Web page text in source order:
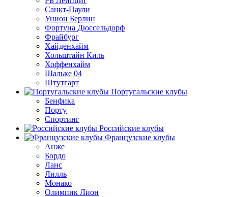
Санкт-Паули
Унион Берлин
Фортуна Дюссельдорф
Фрайбург
Хайденхайм
Хольштайн Киль
Хоффенхайм
Шальке 04
Штутгарт
Португальские клубы
Бенфика
Порту
Спортинг
Российские клубы
Французские клубы
Анже
Бордо
Ланс
Лилль
Монако
Олимпик Лион